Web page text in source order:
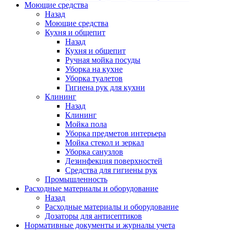
Моющие средства
Назад
Моющие средства
Кухня и общепит
Назад
Кухня и общепит
Ручная мойка посуды
Уборка на кухне
Уборка туалетов
Гигиена рук для кухни
Клининг
Назад
Клининг
Мойка пола
Уборка предметов интерьера
Мойка стекол и зеркал
Уборка санузлов
Дезинфекция поверхностей
Средства для гигиены рук
Промышленность
Расходные материалы и оборудование
Назад
Расходные материалы и оборудование
Дозаторы для антисептиков
Нормативные документы и журналы учета